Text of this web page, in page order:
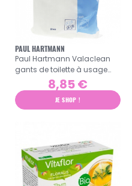
PAUL HARTMANN
Paul Hartmann Valaclean
gants de toilette à usage
unique 50 pièces
8,85 €
JE SHOP !